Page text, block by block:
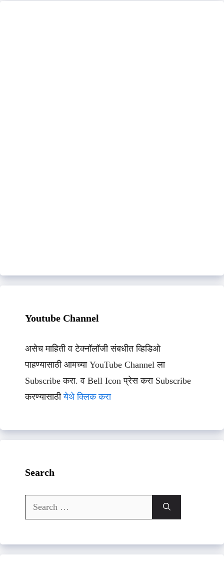
Youtube Channel
असेच माहिती व टेक्नॉलॉजी संबधीत व्हिडिओ
पाहण्यासाठी आमच्या YouTube Channel ला
Subscribe करा. व Bell Icon प्रेस करा Subscribe
करण्यासाठीयेथे क्लिक करा
Search
Search
for: